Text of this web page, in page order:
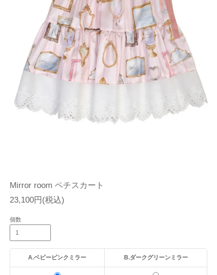
Mirror room ペチスカート
23,100円(税込)
個数
A.ベビーピンクミラー B.ダークグリーンミラー